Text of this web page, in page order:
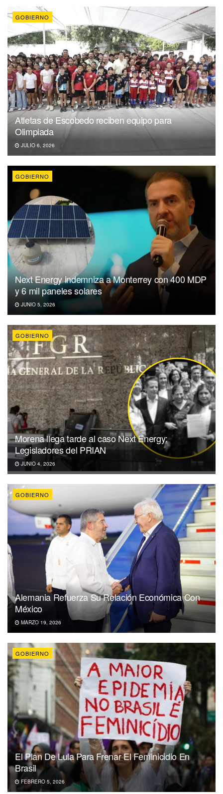
GOBIERNO
Atletas de Escobedo reciben equipo para
Olimpiada
JULIO 6, 2026
GOBIERNO
Next Energy indemniza a Monterrey con 400 MDP
y 6 mil paneles solares
JUNIO 5, 2026
GOBIERNO
Morena llega tarde al caso Next Energy:
Legisladores del PRIAN
JUNIO 4, 2026
GOBIERNO
Alemania Refuerza Su Relación Económica Con
México
MARZO 19, 2026
GOBIERNO
El Plan De Lula Para Frenar El Feminicidio En
Brasil
FEBRERO 5, 2026